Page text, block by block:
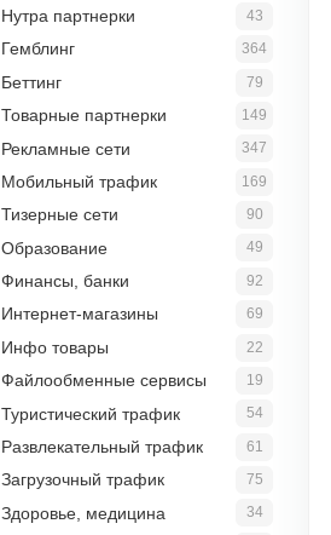
43
Нутра партнерки
364
Гемблинг
79
Беттинг
149
Товарные партнерки
347
Рекламные сети
169
Мобильный трафик
90
Тизерные сети
49
Образование
92
Финансы, банки
69
Интернет-магазины
22
Инфо товары
19
Файлообменные сервисы
54
Туристический трафик
61
Развлекательный трафик
75
Загрузочный трафик
34
Здоровье, медицина